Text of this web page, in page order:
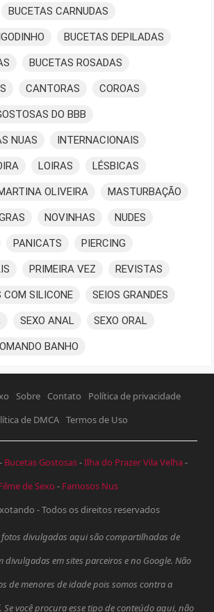
BUCETAS CARNUDAS
BUCETAS DEPILADAS
BUCETAS ROSADAS
CANTORAS COROAS
DO BBB
NUAS INTERNACIONAIS
LOIRAS LÉSBICAS
OLIVEIRA MASTURBAÇÃO
NOVINHAS NUDES
PANICATS PIERCING
PRIMEIRA VEZ REVISTAS
COM SILICONE SEIOS GRANDES
SEXO ANAL SEXO ORAL
BANHO
Sobre Contato
Política de privacidade
de DMCA Termos de Uso
Bucetas Gostosas-Ilha do Prazer Vila Velha-
de Sexo - Famosos Nus
- Todos os direitos reservados
fotos divulgadas aqui são compartilhadas de
divulgadas em sites parceiros e no Google. Não
de menores de idade pois somos contra a
você procura esse tipo de conteúdo aqui, não